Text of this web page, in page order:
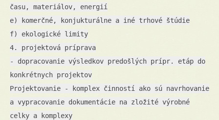
času, materiálov, energií
e) komerčné, konjukturálne a iné trhové štúdie
f) ekologické limity
4. projektová príprava
- dopracovanie výsledkov predošlých prípr. etáp do
konkrétnych projektov
Projektovanie - komplex činností ako sú navrhovanie
a vypracovanie dokumentácie na zložité výrobné
celky a komplexy